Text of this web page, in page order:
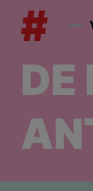
#
DE